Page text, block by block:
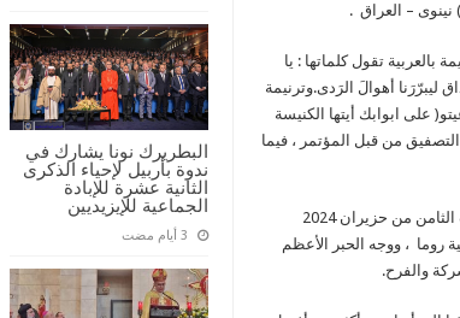
البطريرك نونا يشارك في
ندوة بأربيل لإحياء الذكرى
الثانية عشرة للإبادة
الجماعية للإيزيديين
– العراق .
تقول كلماتها : يا
ليبرّرَنا أهوالَ الرَدى.وترنيمة
على ابوابك أيتها الكنيسة
من قبل المؤتمر ، فيما
هذا واستقبل قداسة البابا فرنسيس يوم السبت الثامن من حزيران 2024
روما ، ووجه الحبر الأعظم
والفرح.